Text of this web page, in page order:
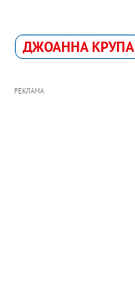
ДЖОАННА КРУПА
РЕКЛАМА